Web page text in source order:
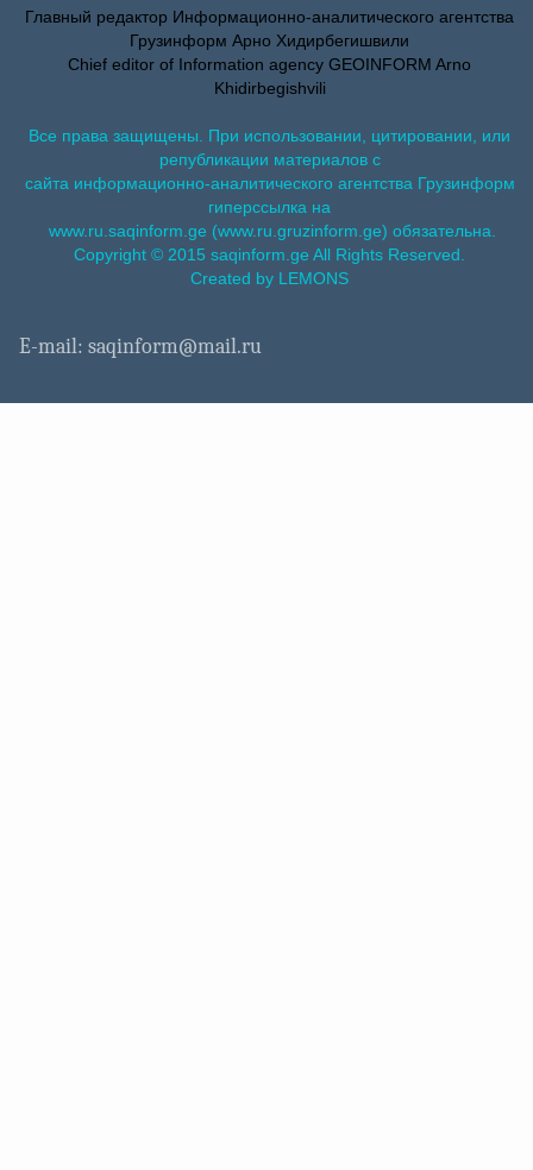
Главный редактор Информационно-аналитического агентства
Грузинформ Арно Хидирбегишвили
Chief editor of Information agency GEOINFORM Arno
Khidirbegishvili
Все права защищены. При использовании, цитировании, или
републикации материалов с
сайта информационно-аналитического агентства Грузинформ
гиперссылка на
www.ru.saqinform.ge (www.ru.gruzinform.ge) обязательна.
Copyright © 2015 saqinform.ge All Rights Reserved.
Created by LEMONS
E-mail: saqinform@mail.ru